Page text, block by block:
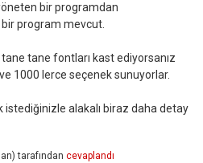
bir programdan
bir program mevcut.
tane fontları kast ediyorsanız
1000 lerce seçenek sunuyorlar.
istediğinizle alakalı biraz daha detay
tarafından cevaplandı